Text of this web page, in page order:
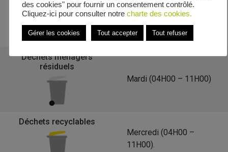
Retour à la liste des communes
Déchets ménagers
résiduels
Mardi (04H00 – 11H00)
Déchets recyclables
Mercredi (04H00 –
11H00).
des cookies" pour fournir un consentement contrôlé.
Cliquez-ici pour consulter notre charte des cookies.
Gérer les cookies Tout accepter Tout refuser